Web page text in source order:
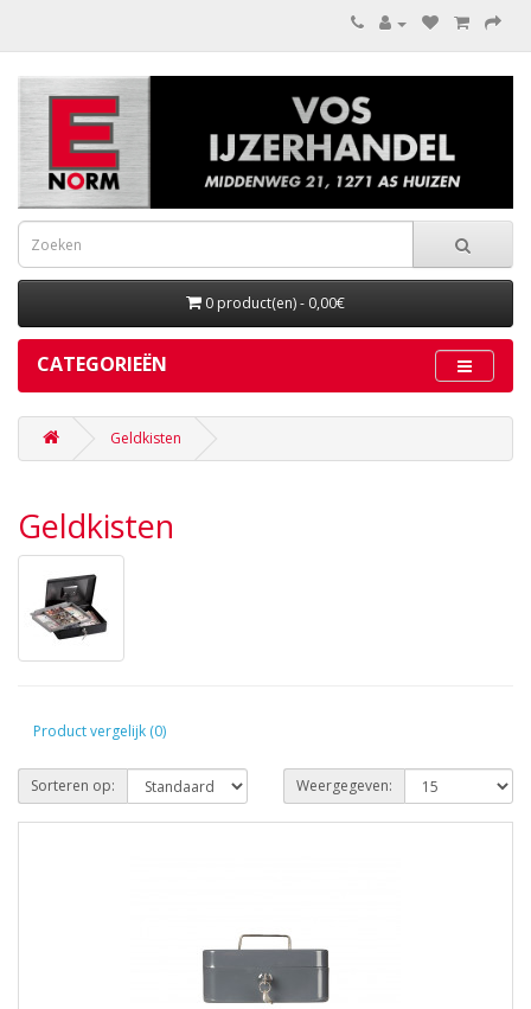
0 product(en) - 0,00€
CATEGORIEËN
Geldkisten
Geldkisten
Product vergelijk (0)
Sorteren op: Weergegeven: